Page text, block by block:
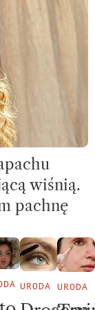
wiśnią.
pachnę
URODA URODA